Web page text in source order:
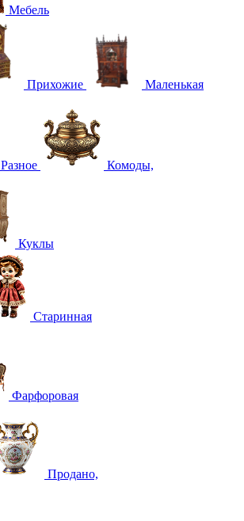
Мебель
Прихожие
Маленькая
Разное
Комоды,
Куклы
Старинная
Фарфоровая
Продано,